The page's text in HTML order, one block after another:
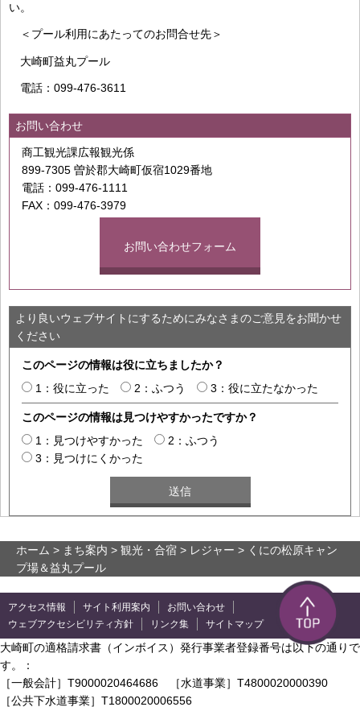
い。
＜プール利用にあたってのお問合せ先＞
大崎町益丸プール
電話：099-476-3611
お問い合わせ
商工観光課広報観光係
899-7305 曽於郡大崎町仮宿1029番地
電話：099-476-1111
FAX：099-476-3979
お問い合わせフォーム
より良いウェブサイトにするためにみなさまのご意見をお聞かせ
ください
このページの情報は役に立ちましたか？
1：役に立った
2：ふつう 3：役に立たなかった
このページの情報は見つけやすかったですか？
1：見つけやすかった
2：ふつう
3：見つけにくかった
ホーム > まち案内 > 観光・合宿 > レジャー > くにの松原キャン
プ場＆益丸プール
アクセス情報 サイト利用案内
お問い合わせ
ウェブアクセシビリティ方針
リンク集 サイトマップ
大崎町の適格請求書（インボイス）発行事業者登録番号は以下の通りで
す。：
［一般会計］T9000020464686 ［水道事業］T4800020000390
［公共下水道事業］T1800020006556